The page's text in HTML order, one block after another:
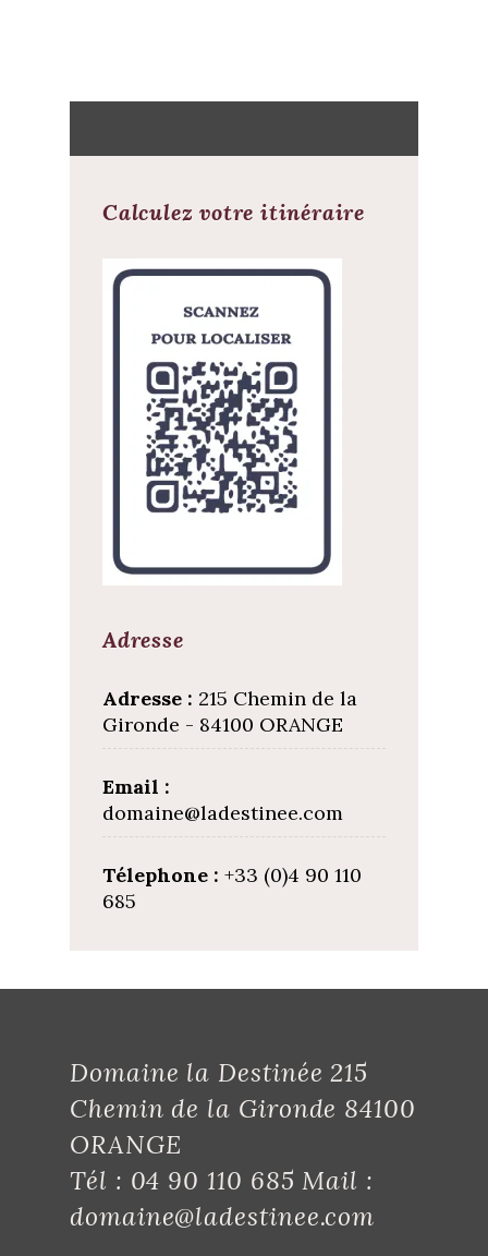
Calculez votre itinéraire
Adresse
Adresse : 215 Chemin de la
Gironde - 84100 ORANGE
Email :
domaine@ladestinee.com
Télephone : +33 (0)4 90 110
685
Domaine la Destinée 215
Chemin de la Gironde 84100
ORANGE
Tél : 04 90 110 685 Mail :
domaine@ladestinee.com